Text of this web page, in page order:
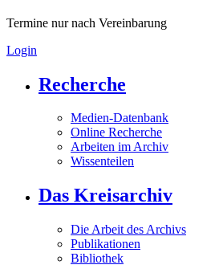
Termine nur nach Vereinbarung
Login
Recherche
Medien-Datenbank
Online Recherche
Arbeiten im Archiv
Wissenteilen
Das Kreisarchiv
Die Arbeit des Archivs
Publikationen
Bibliothek